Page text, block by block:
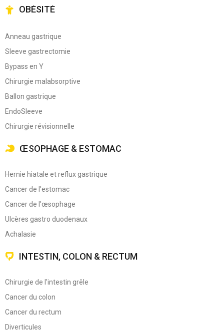
OBÉSITÉ
Anneau gastrique
Sleeve gastrectomie
Bypass en Y
Chirurgie malabsorptive
Ballon gastrique
EndoSleeve
Chirurgie révisionnelle
ŒSOPHAGE & ESTOMAC
Hernie hiatale et reflux gastrique
Cancer de l'estomac
Cancer de l'œsophage
Ulcères gastro duodenaux
Achalasie
INTESTIN, COLON & RECTUM
Chirurgie de l'intestin grêle
Cancer du colon
Cancer du rectum
Diverticules